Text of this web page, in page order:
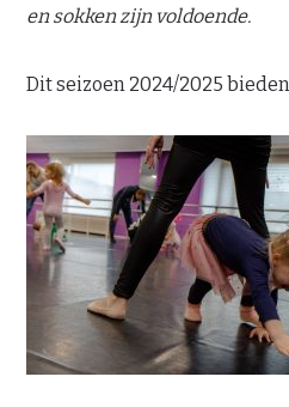
en sokken zijn voldoende.
Dit seizoen 2024/2025 bieden